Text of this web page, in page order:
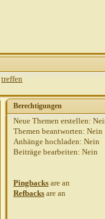
treffen
Berechtigungen
Neue Themen erstellen:
Themen beantworten:Nein
Anhänge hochladen:Nein
Beiträge bearbeiten:Nein
Pingbacks arean
Refbacks arean